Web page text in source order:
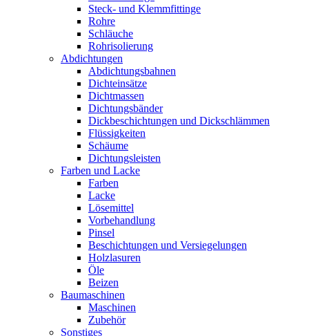
Steck- und Klemmfittinge
Rohre
Schläuche
Rohrisolierung
Abdichtungen
Abdichtungsbahnen
Dichteinsätze
Dichtmassen
Dichtungsbänder
Dickbeschichtungen und Dickschlämmen
Flüssigkeiten
Schäume
Dichtungsleisten
Farben und Lacke
Farben
Lacke
Lösemittel
Vorbehandlung
Pinsel
Beschichtungen und Versiegelungen
Holzlasuren
Öle
Beizen
Baumaschinen
Maschinen
Zubehör
Sonstiges